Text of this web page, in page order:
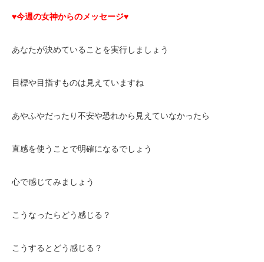
♥今週の女神からのメッセージ♥
あなたが決めていることを実行しましょう
目標や目指すものは見えていますね
あやふやだったり不安や恐れから見えていなかったら
直感を使うことで明確になるでしょう
心で感じてみましょう
こうなったらどう感じる？
こうするとどう感じる？